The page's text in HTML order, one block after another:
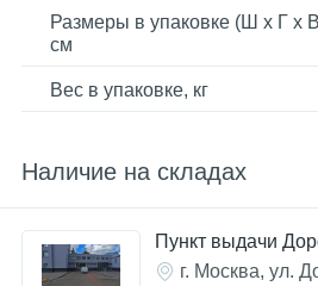
Размеры в упаковке (Ш x Г x
см
Вес в упаковке, кг
Наличие на складах
Пункт выдачи
г. Москва, ул.